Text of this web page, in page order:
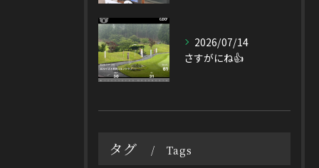
2026/07/14
さすがにね👍
タグ Tags